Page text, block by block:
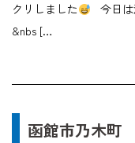
クリしました
今日は
&nbs […
函館市乃木